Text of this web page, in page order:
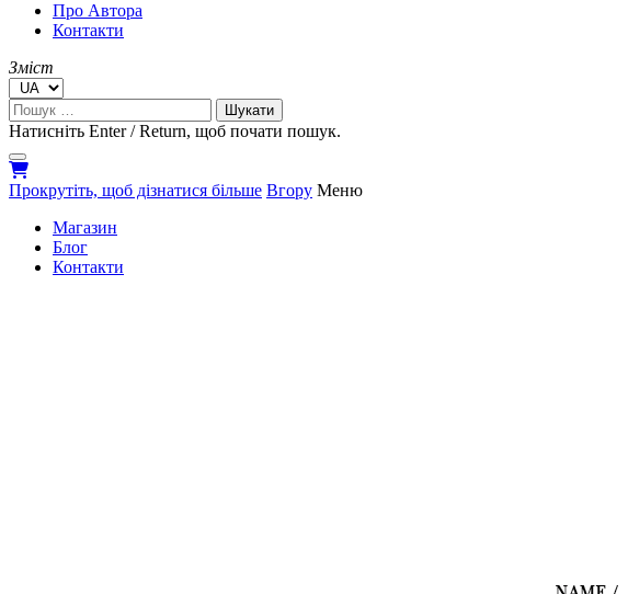
Про Автора
Контакти
Зміст
Пошук:
Натисніть Enter / Return, щоб почати пошук.
close
search
form
open
search
open
sidebar
Прокрутіть, щоб дізнатися більше Вгору Меню
Магазин
Блог
Контакти